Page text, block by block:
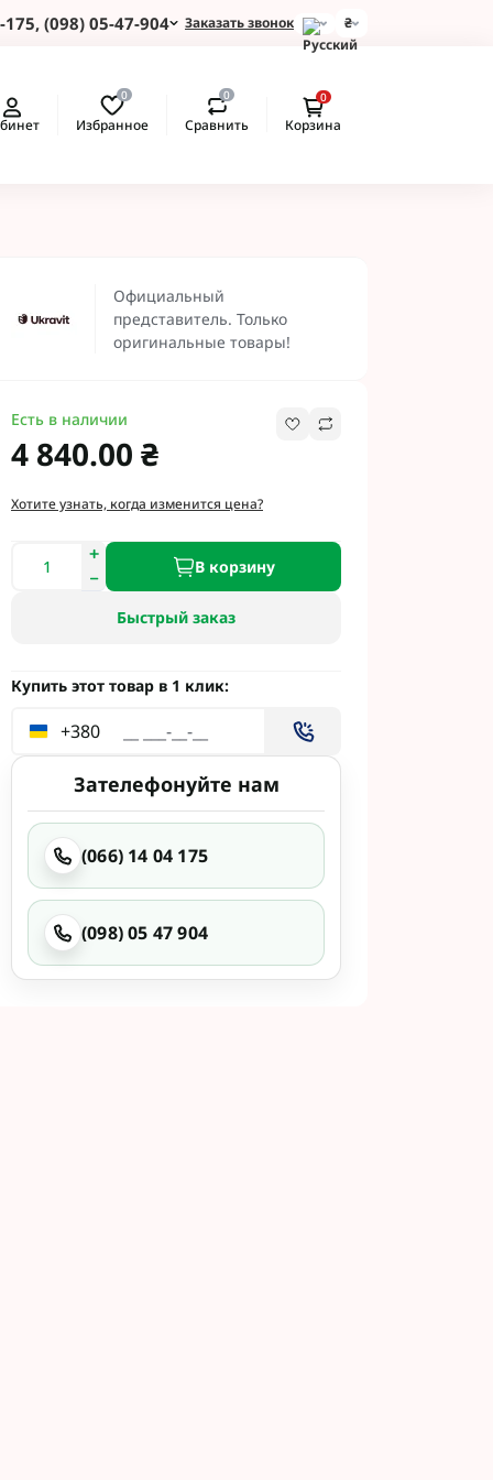
(098) 05-47-904 Заказать звонок ₴
0
Избранное
0
Сравнить
0
Корзина
Под
Раундап
для Пшеницы
для Подсолнуха
Картофеля
Пест ЮА
Официальный
представитель. Только
оригинальные товары!
Есть в наличии
4 840.00 ₴
Хотите узнать, когда изменится цена?
В корзину
Быстрый заказ
Купить этот товар в 1 клик:
+380
Зателефонуйте нам
(066) 14 04 175
(098) 05 47 904